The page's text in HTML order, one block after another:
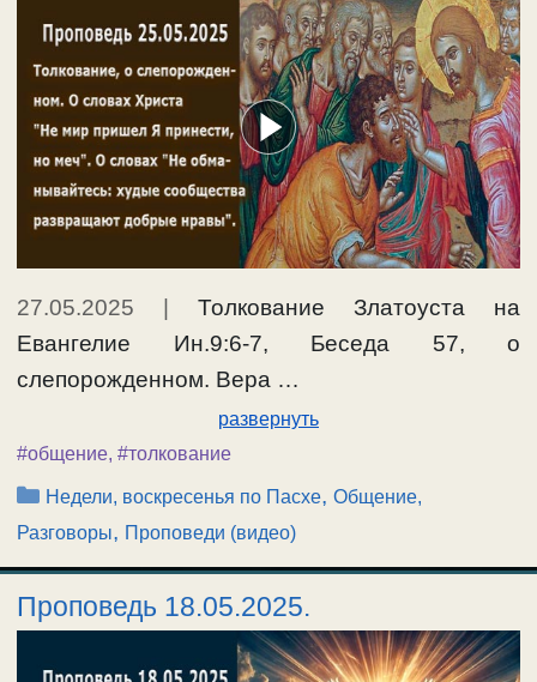
27.05.2025
Толкование Златоуста на
Евангелие Ин.9:6-7, Беседа 57, о
слепорожденном. Вера …
развернуть
#общение, #толкование
Рубрики
Недели, воскресенья по Пасхе,Общение,
Разговоры, Проповеди (видео)
Проповедь 18.05.2025.